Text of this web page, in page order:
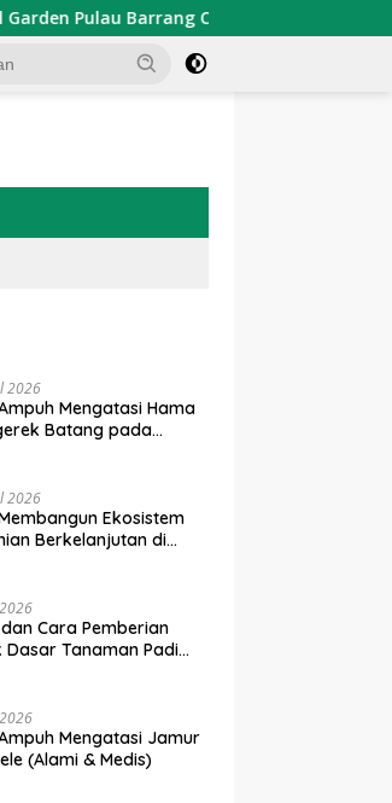
Caddi PDKT Danau Tempe :
2026
Mengatasi Hama
Batang pada
2026
Ekosistem
Berkelanjutan di
Cara Pemberian
Dasar Tanaman Padi
Mengatasi Jamur
(Alami & Medis)